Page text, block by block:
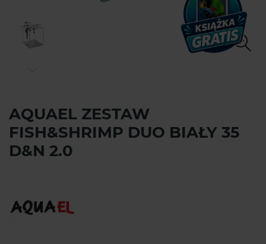
AQUAEL ZESTAW
FISH&SHRIMP DUO BIAŁY 35
D&N 2.0